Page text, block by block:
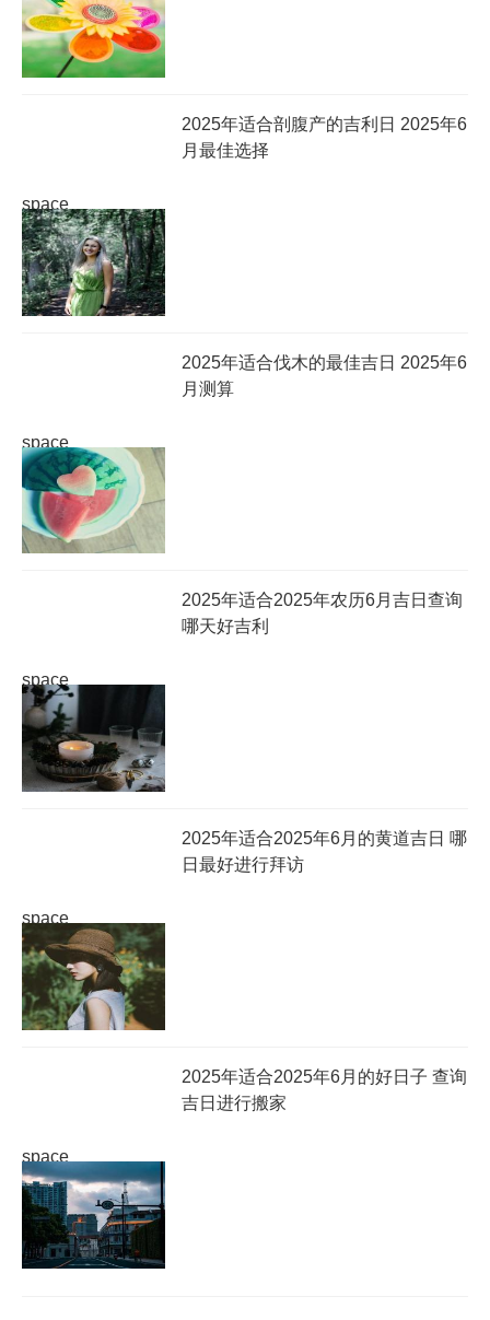
space
2025年适合剖腹产的吉利日 2025年6
月最佳选择
space
2025年适合伐木的最佳吉日 2025年6
月测算
space
2025年适合2025年农历6月吉日查询
哪天好吉利
space
2025年适合2025年6月的黄道吉日 哪
日最好进行拜访
space
2025年适合2025年6月的好日子 查询
吉日进行搬家